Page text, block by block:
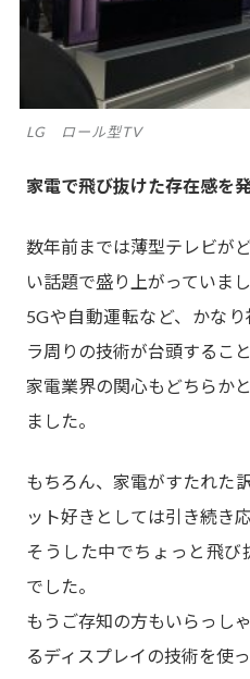
LG ロール型TV
家電で飛び抜けた存在感を
数年前までは薄型テレビが
い話題で盛り上がっていまし
5Gや自動運転など、かな
ラ周りの技術が台頭すること
家電業界の関心もどちらか
ました。
もちろん、家電がすたれた
ット好きとしては引き続き
そうした中でちょっと飛び
でした。
もうご存知の方もいらっし
るディスプレイの技術を使っ